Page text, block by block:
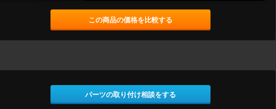
この商品の価格を比較する
パーツの取り付け相談をする